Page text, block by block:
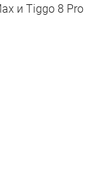
и Tiggo 8 Pro